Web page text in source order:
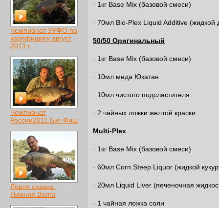
Чемпионат УРФО по
карпфишигу август
2013 г.
Чемпионат
России2011 Биг-Фиш
Ловля сазана.
Нижняя Волга
· 1кг Base Mix (базовой смеси)
· 70мл Bio-Plex Liquid Additive (жидкой
50/50 Оригинальный
· 1кг Base Mix (базовой смеси)
· 10мл меда Юкатан
· 10мл чистого подсластителя
· 2 чайных ложки желтой краски
Multi-Plex
· 1кг Base Mix (базовой смеси)
· 60мл Corn Steep Liquor (жидкой
· 20мл Liquid Liver (печеночная
· 1 чайная ложка соли